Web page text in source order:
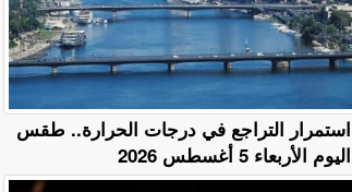
استمرار التراجع في درجات الحرارة.. طقس
اليوم الأربعاء 5 أغسطس 2026